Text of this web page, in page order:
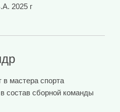
2025 г
в мастера спорта
состав сборной команды